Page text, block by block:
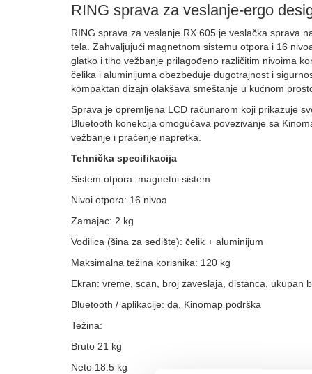
RING sprava za veslanje-ergo
RING sprava za veslanje RX 605 je veslačka sprava
tela. Zahvaljujući magnetnom sistemu otpora i 16
glatko i tiho vežbanje prilagođeno različitim nivoima
čelika i aluminijuma obezbeđuje dugotrajnost i
kompaktan dizajn olakšava smeštanje u kućnom
Sprava je opremljena LCD računarom koji prikazuje
Bluetooth konekcija omogućava povezivanje sa
vežbanje i praćenje napretka.
Tehnička specifikacija
Sistem otpora: magnetni sistem
Nivoi otpora: 16 nivoa
Zamajac: 2 kg
Vodilica (šina za sedište): čelik + aluminijum
Maksimalna težina korisnika: 120 kg
Ekran: vreme, scan, broj zaveslaja, distanca, ukupan
Bluetooth / aplikacije: da, Kinomap podrška
Težina:
Bruto 21 kg
Neto 18.5 kg